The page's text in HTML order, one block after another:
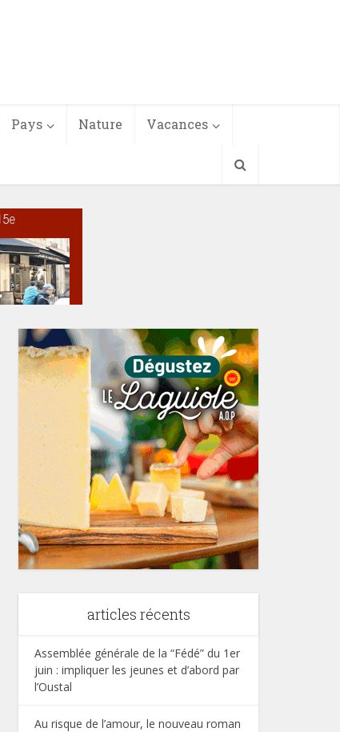
Pays Nature Vacances
articles récents
Assemblée générale de la “Fédé” du 1er
juin : impliquer les jeunes et d’abord par
l’Oustal
Au risque de l’amour, le nouveau roman